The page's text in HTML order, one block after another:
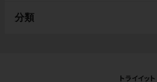
分類